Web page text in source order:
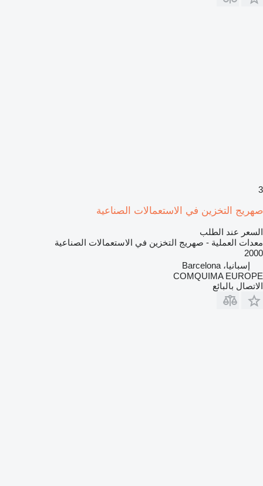
3
صهريج التخزين في الاستعمالات الصناعية
السعر عند الطلب
معدات العملية - صهريج التخزين في الاستعمالات الصناعية
2000
إسبانيا، Barcelona
COMQUIMA EUROPE
الاتصال بالبائع